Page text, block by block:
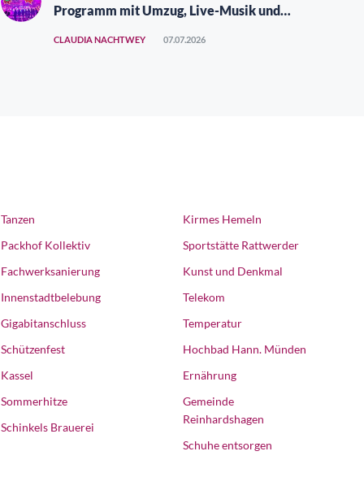
Programm mit Umzug, Live-Musik und
CLAUDIA NACHTWEY 07.07.2026
Tanzen
Packhof Kollektiv
Fachwerksanierung
Innenstadtbelebung
Gigabitanschluss
Schützenfest
Kassel
Sommerhitze
Schinkels Brauerei
Kirmes Hemeln
Sportstätte Rattwerder
Kunst und Denkmal
Telekom
Temperatur
Hochbad Hann. Münden
Ernährung
Gemeinde
Reinhardshagen
Schuhe entsorgen